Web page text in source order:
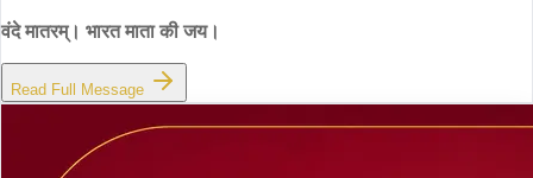
वंदे मातरम्। भारत माता की जय।
Read Full Message